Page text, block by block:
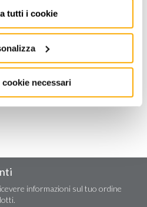
tutti i cookie
cookie necessari
informazioni sul tuo ordine